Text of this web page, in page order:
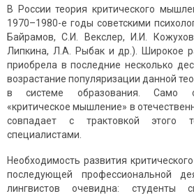
В России теория критического
1970–1980-е годы советскими
Байрамов, С.И. Векслер, И.И.
Липкина, Л.А. Рыбак и др.). Широкое
приобрела в последние несколько
возрастание популяризации данной
в системе образования. Само
«критическое мышление» в
совпадает с трактовкой этого
специалистами.
Необходимость развития
последующей профессиональной
лингвистов очевидна: студенты